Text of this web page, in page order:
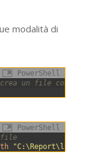
modalità di
PowerShell
un file con
PowerShell
file